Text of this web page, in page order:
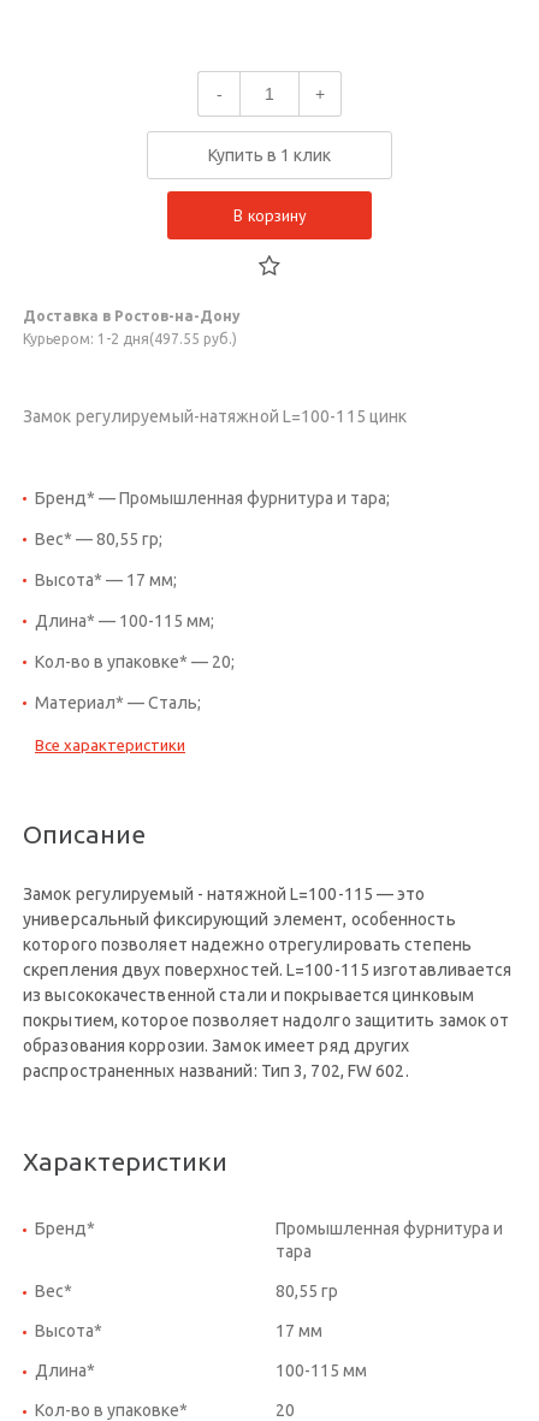
- +
Купить в 1 клик
В корзину
Доставка в Ростов-на-Дону
Курьером: 1-2 дня(497.55 руб.)
Замок регулируемый-натяжной L=100-115 цинк
Бренд* — Промышленная фурнитура и тара;
Вес* — 80,55 гр;
Высота* — 17 мм;
Длина* — 100-115 мм;
Кол-во в упаковке* — 20;
Материал* — Сталь;
Все характеристики
Описание
Замок регулируемый - натяжной L=100-115 — это
универсальный фиксирующий элемент, особенность
которого позволяет надежно отрегулировать степень
скрепления двух поверхностей. L=100-115 изготавливается
из высококачественной стали и покрывается цинковым
покрытием, которое позволяет надолго защитить замок от
образования коррозии. Замок имеет ряд других
распространенных названий: Тип 3, 702, FW 602.
Характеристики
Бренд*
Промышленная фурнитура и
тара
Вес* 80,55 гр
Высота* 17 мм
Длина* 100-115 мм
Кол-во в упаковке* 20